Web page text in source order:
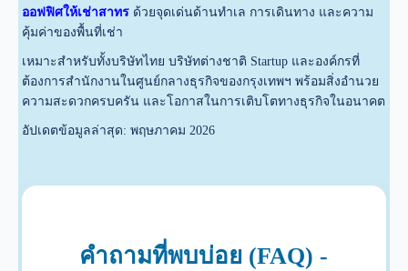
ออฟฟิศให้เช่าสาทร ด้วยจุดเด่นด้านทำเล การเดินทาง และความ
คุ้มค่าของพื้นที่เช่า
เหมาะสำหรับทั้งบริษัทไทย บริษัทต่างชาติ Startup และองค์กรที่
ต้องการสำนักงานในศูนย์กลางธุรกิจของกรุงเทพฯ พร้อมสิ่งอำนวย
ความสะดวกครบครัน และโอกาสในการเติบโตทางธุรกิจในอนาคต
อัปเดตข้อมูลล่าสุด: พฤษภาคม 2026
คำถามที่พบบ่อย (FAQ) -